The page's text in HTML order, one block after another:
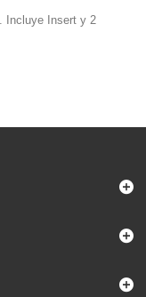
Incluye Insert y 2